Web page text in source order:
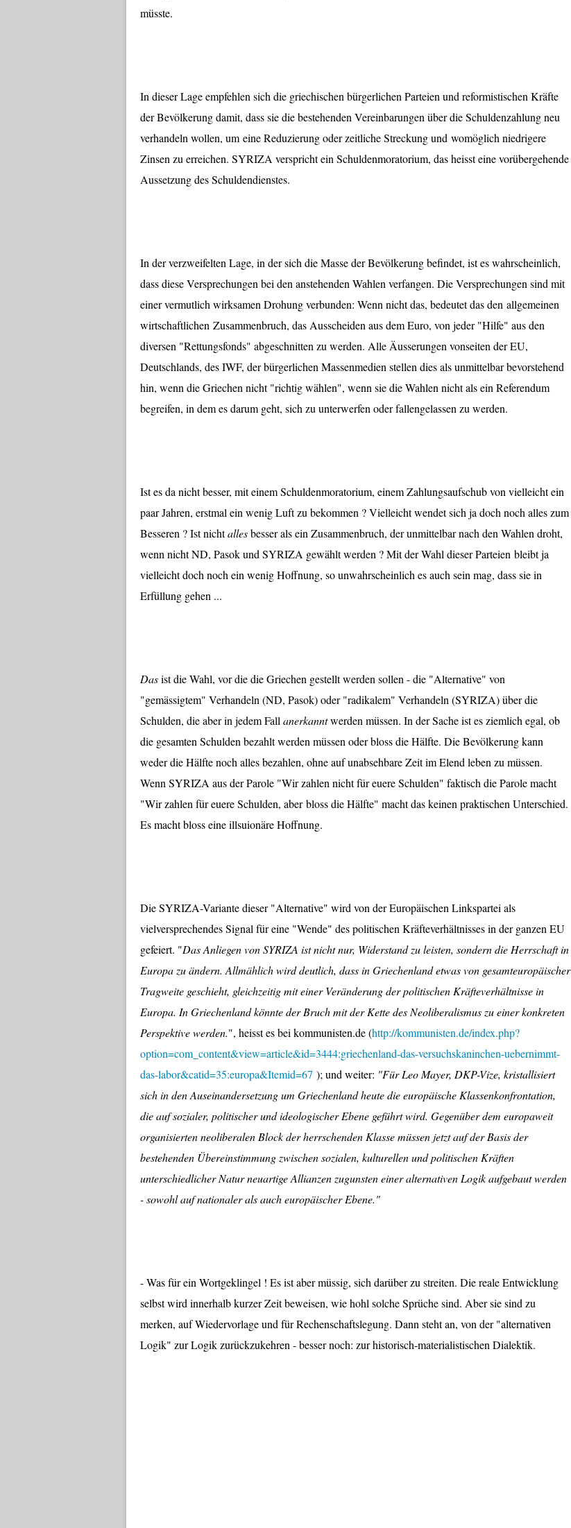
müsste.
In dieser Lage empfehlen sich die griechischen bürgerlichen Parteien und reformistischen Kräfte
der Bevölkerung damit, dass sie die bestehenden Vereinbarungen über die Schuldenzahlung neu
verhandeln wollen, um eine Reduzierung oder zeitliche Streckung und womöglich niedrigere
Zinsen zu erreichen. SYRIZA verspricht ein Schuldenmoratorium, das heisst eine vorübergehende
Aussetzung des Schuldendienstes.
In der verzweifelten Lage, in der sich die Masse der Bevölkerung befindet, ist es wahrscheinlich,
dass diese Versprechungen bei den anstehenden Wahlen verfangen. Die Versprechungen sind mit
einer vermutlich wirksamen Drohung verbunden: Wenn nicht das, bedeutet das den allgemeinen
wirtschaftlichen Zusammenbruch, das Ausscheiden aus dem Euro, von jeder "Hilfe" aus den
diversen "Rettungsfonds" abgeschnitten zu werden. Alle Äusserungen vonseiten der EU,
Deutschlands, des IWF, der bürgerlichen Massenmedien stellen dies als unmittelbar bevorstehend
hin, wenn die Griechen nicht "richtig wählen", wenn sie die Wahlen nicht als ein Referendum
begreifen, in dem es darum geht, sich zu unterwerfen oder fallengelassen zu werden.
Ist es da nicht besser, mit einem Schuldenmoratorium, einem Zahlungsaufschub von vielleicht ein
paar Jahren, erstmal ein wenig Luft zu bekommen ? Vielleicht wendet sich ja doch noch alles zum
Besseren ? Ist nichtallesbesser als ein Zusammenbruch, der unmittelbar nach den Wahlen droht,
wenn nicht ND, Pasok und SYRIZA gewählt werden ? Mit der Wahl dieser Parteien bleibt ja
vielleicht doch noch ein wenig Hoffnung, so unwahrscheinlich es auch sein mag, dass sie in
Erfüllung gehen ...
Dasist die Wahl, vor die die Griechen gestellt werden sollen - die "Alternative" von
"gemässigtem" Verhandeln (ND, Pasok) oder "radikalem" Verhandeln (SYRIZA) über die
Schulden, die aber in jedem Fall anerkanntwerden müssen. In der Sache ist es ziemlich egal, ob
die gesamten Schulden bezahlt werden müssen oder bloss die Hälfte. Die Bevölkerung kann
weder die Hälfte noch alles bezahlen, ohne auf unabsehbare Zeit im Elend leben zu müssen.
Wenn SYRIZA aus der Parole "Wir zahlen nicht für euere Schulden" faktisch die Parole macht
"Wir zahlen für euere Schulden, aber bloss die Hälfte" macht das keinen praktischen Unterschied.
Es macht bloss eine illsuionäre Hoffnung.
Die SYRIZA-Variante dieser "Alternative" wird von der Europäischen Linkspartei als
vielversprechendes Signal für eine "Wende" des politischen Kräfteverhältnisses in der ganzen EU
gefeiert. "Das Anliegen von SYRIZA ist nicht nur, Widerstand zu leisten, sondern die Herrschaft in
Europa zu ändern. Allmählich wird deutlich, dass in Griechenland etwas von gesamteuropäischer
Tragweite geschieht, gleichzeitig mit einer Veränderung der politischen Kräfteverhältnisse in
Europa. In Griechenland könnte der Bruch mit der Kette des Neoliberalismus zu einer konkreten
Perspektive werden.", heisst es bei kommunisten.de (http://kommunisten.de/index.php?
option=com_content&view=article&id=3444:griechenland-das-versuchskaninchen-uebernimmt-
das-labor&catid=35:europa&Itemid=67 ); und weiter: "Für Leo Mayer, DKP-Vize, kristallisiert
sich in den Auseinandersetzung um Griechenland heute die europäische Klassenkonfrontation,
die auf sozialer, politischer und ideologischer Ebene geführt wird. Gegenüber dem europaweit
organisierten neoliberalen Block der herrschenden Klasse müssen jetzt auf der Basis der
bestehenden Übereinstimmung zwischen sozialen, kulturellen und politischen Kräften
unterschiedlicher Natur neuartige Allianzen zugunsten einer alternativen Logik aufgebaut werden
- sowohl auf nationaler als auch europäischer Ebene."
- Was für ein Wortgeklingel ! Es ist aber müssig, sich darüber zu streiten. Die reale Entwicklung
selbst wird innerhalb kurzer Zeit beweisen, wie hohl solche Sprüche sind. Aber sie sind zu
merken, auf Wiedervorlage und für Rechenschaftslegung. Dann steht an, von der "alternativen
Logik" zur Logik zurückzukehren - besser noch: zur historisch-materialistischen Dialektik.